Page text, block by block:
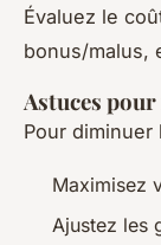
Évaluez le
bonus/malus,
Astuces
Pour diminuer
Maximisez
Ajustez les